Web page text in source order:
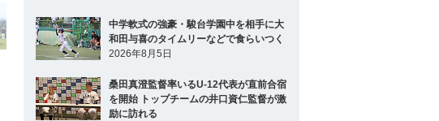
中学軟式の強豪・駿台学園中を相手に大
和田与喜のタイムリーなどで食らいつく
2026年8月5日
桑田真澄監督率いるU-12代表が直前合宿
を開始 トップチームの井口資仁監督が激
励に訪れる